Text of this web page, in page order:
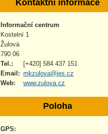
Kontaktní informace
Informační centrum
Kostelní 1
Žulová
790 06
Tel.:
[+420] 584 437 151
Email: mkzulova@jes.cz
Web:
www.zulova.cz
Poloha
GPS: